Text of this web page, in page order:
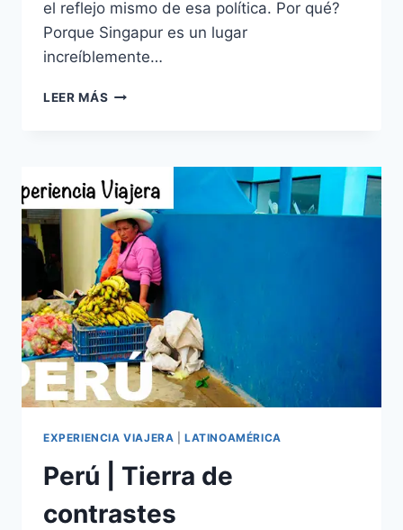
el reflejo mismo de esa política. Por qué?
Porque Singapur es un lugar
increíblemente…
LEER MÁS SINGAPUR
DE
ESTA
PAÍS
EXPERIENCIA VIAJERA |LATINOAMÉRICA
Perú | Tierra de
contrastes